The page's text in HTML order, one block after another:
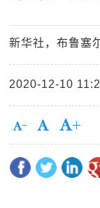
新华社，布鲁塞
2020-12-10